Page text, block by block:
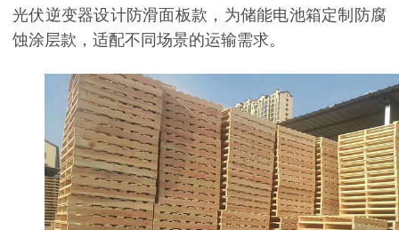
光伏逆变器设计防滑面板款，为储能电池箱定制防腐
蚀涂层款，适配不同场景的运输需求。